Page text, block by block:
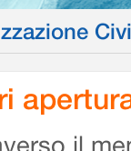
il